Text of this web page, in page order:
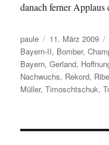
danach ferner Applaus
Autor
paule
Veröffentlicht
am
11. März 2009
Bayern-II, Bomber,
Bayern,Gerland,
Nachwuchs, Rekord,
Müller,Timoschtschuk,